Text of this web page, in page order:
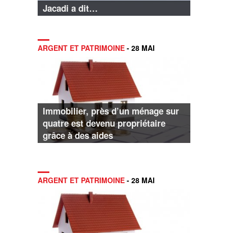
Jacadi a dit…
ARGENT ET PATRIMOINE - 28 MAI
Immobilier, près d’un ménage sur
quatre est devenu propriétaire
grâce à des aides
ARGENT ET PATRIMOINE - 28 MAI